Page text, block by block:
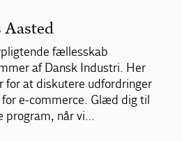
Aasted
fællesskab
af Dansk Industri. Her
for at diskutere udfordringer
e-commerce. Glæd dig til
program, når vi…